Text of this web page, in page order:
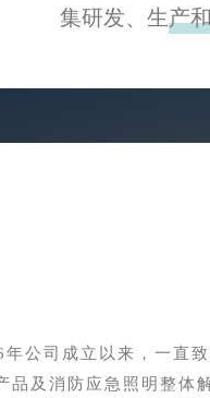
集研发、生产
公司成立以来，一直
品及消防应急照明整体